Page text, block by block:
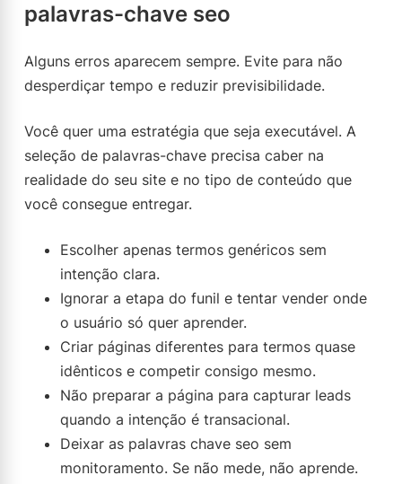
palavras-chave seo
Alguns erros aparecem sempre. Evite para não
desperdiçar tempo e reduzir previsibilidade.
Você quer uma estratégia que seja executável. A
seleção de palavras-chave precisa caber na
realidade do seu site e no tipo de conteúdo que
você consegue entregar.
Escolher apenas termos genéricos sem
intenção clara.
Ignorar a etapa do funil e tentar vender onde
o usuário só quer aprender.
Criar páginas diferentes para termos quase
idênticos e competir consigo mesmo.
Não preparar a página para capturar leads
quando a intenção é transacional.
Deixar as palavras chave seo sem
monitoramento. Se não mede, não aprende.